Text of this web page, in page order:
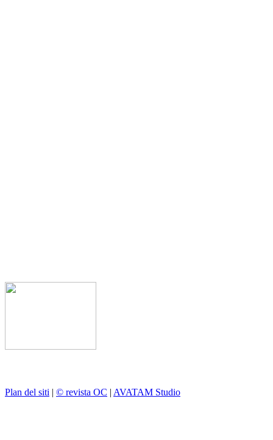
Plan del siti | © revista OC | AVATAM Studio